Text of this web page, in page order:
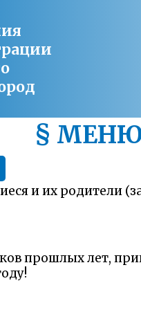
§
и их родители
прошлых лет,